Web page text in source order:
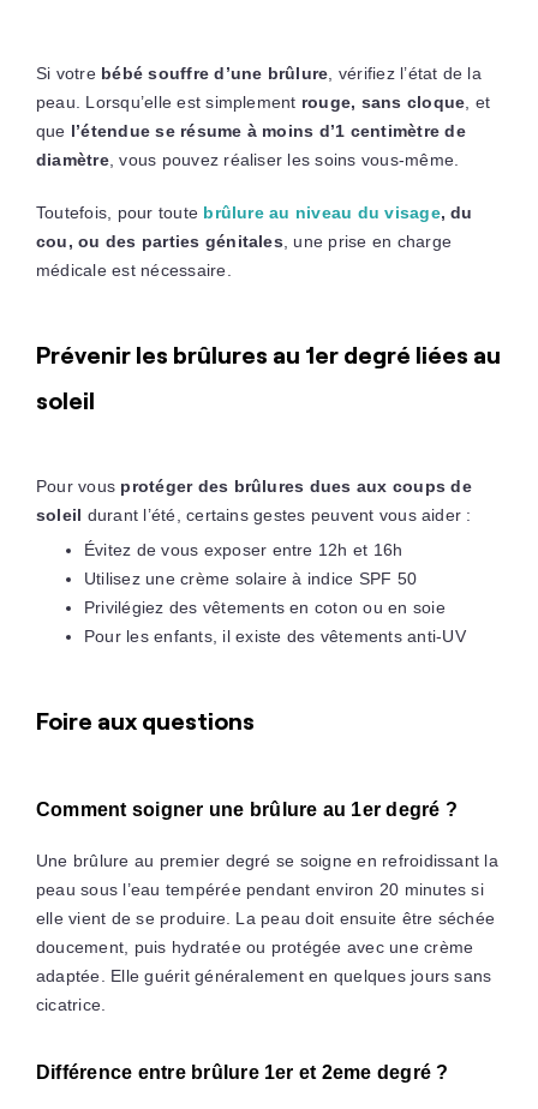
Si votre bébé souffre d’une brûlure , vérifiez l’état de la
peau. Lorsqu’elle est simplement rouge, sans cloque , et
que l’étendue se résume à moins d’1 centimètre de
diamètre, vous pouvez réaliser les soins vous-même.
Toutefois, pour toute brûlure au niveau du visage, du
cou, ou des parties génitales , une prise en charge
médicale est nécessaire.
Prévenir les brûlures au 1er degré liées au
soleil
Pour vous protéger des brûlures dues aux coups de
soleil durant l’été, certains gestes peuvent vous aider :
Évitez de vous exposer entre 12h et 16h
Utilisez une crème solaire à indice SPF 50
Privilégiez des vêtements en coton ou en soie
Pour les enfants, il existe des vêtements anti-UV
Foire aux questions
Comment soigner une brûlure au 1er degré ?
Une brûlure au premier degré se soigne en refroidissant la
peau sous l’eau tempérée pendant environ 20 minutes si
elle vient de se produire. La peau doit ensuite être séchée
doucement, puis hydratée ou protégée avec une crème
adaptée. Elle guérit généralement en quelques jours sans
cicatrice.
Différence entre brûlure 1er et 2eme degré ?